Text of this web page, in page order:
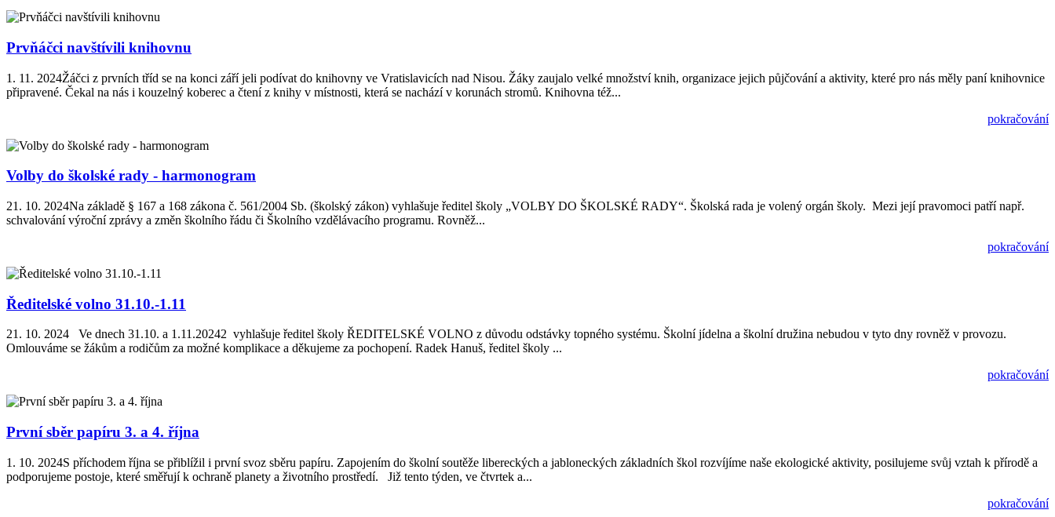
Prvňáčci navštívili knihovnu
1. 11. 2024Žáčci z prvních tříd se na konci září jeli podívat do knihovny ve Vratislavicích nad Nisou. Žáky zaujalo velké množství knih, organizace jejich půjčování a aktivity, které pro nás měly paní knihovnice
připravené. Čekal na nás i kouzelný koberec a čtení z knihy v místnosti, která se nachází v korunách stromů. Knihovna též...
pokračování
Volby do školské rady - harmonogram
21. 10. 2024Na základě § 167 a 168 zákona č. 561/2004 Sb. (školský zákon) vyhlašuje ředitel školy „VOLBY DO ŠKOLSKÉ RADY“. Školská rada je volený orgán školy. Mezi její pravomoci patří např.
schvalování výroční zprávy a změn školního řádu či Školního vzdělávacího programu. Rovněž...
pokračování
Ředitelské volno 31.10.-1.11
21. 10. 2024 Ve dnech 31.10. a 1.11.20242 vyhlašuje ředitel školy ŘEDITELSKÉ VOLNO z důvodu odstávky topného systému. Školní jídelna a školní družina nebudou v tyto dny rovněž v provozu.
Omlouváme se žákům a rodičům za možné komplikace a děkujeme za pochopení. Radek Hanuš, ředitel školy ...
pokračování
První sběr papíru 3. a 4. října
1. 10. 2024S příchodem října se přiblížil i první svoz sběru papíru. Zapojením do školní soutěže libereckých a jabloneckých základních škol rozvíjíme naše ekologické aktivity, posilujeme svůj vztah k přírodě a
podporujeme postoje, které směřují k ochraně planety a životního prostředí. Již tento týden, ve čtvrtek a...
pokračování